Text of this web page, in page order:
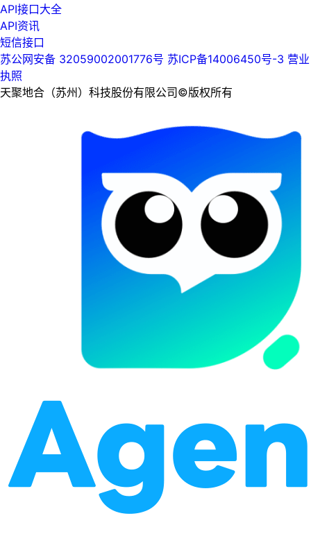
API接口大全
API资讯
短信接口
苏公网安备 32059002001776号 苏ICP备14006450号-3 营业
执照
天聚地合（苏州）科技股份有限公司©版权所有